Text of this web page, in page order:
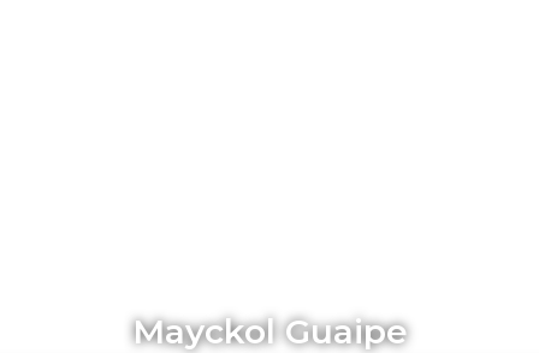
Mayckol Guaipe